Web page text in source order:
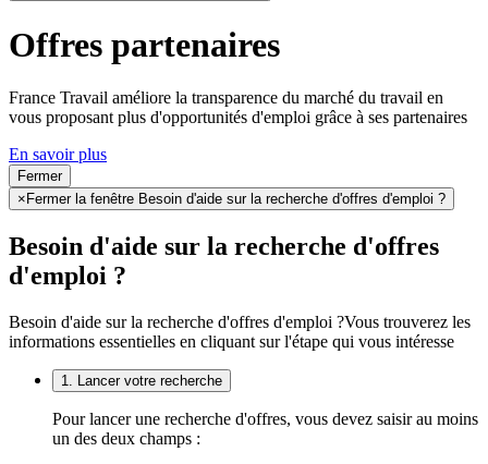
Offres partenaires
France Travail améliore la transparence du marché du travail en
vous proposant plus d'opportunités d'emploi grâce à ses partenaires
En savoir plus
Fermer
× Fermer la fenêtre Besoin d'aide sur la recherche d'offres d'emploi ?
Besoin d'aide sur la recherche d'offres
d'emploi ?
Besoin d'aide sur la recherche d'offres d'emploi ?Vous trouverez les
informations essentielles en cliquant sur l'étape qui vous intéresse
1. Lancer votre recherche
Pour lancer une recherche d'offres, vous devez saisir au moins
un des deux champs :